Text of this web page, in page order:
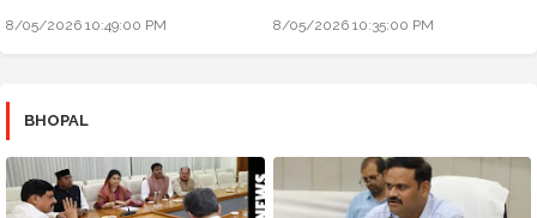
8/05/2026 10:49:00 PM 8/05/2026 10:35:00 PM
BHOPAL